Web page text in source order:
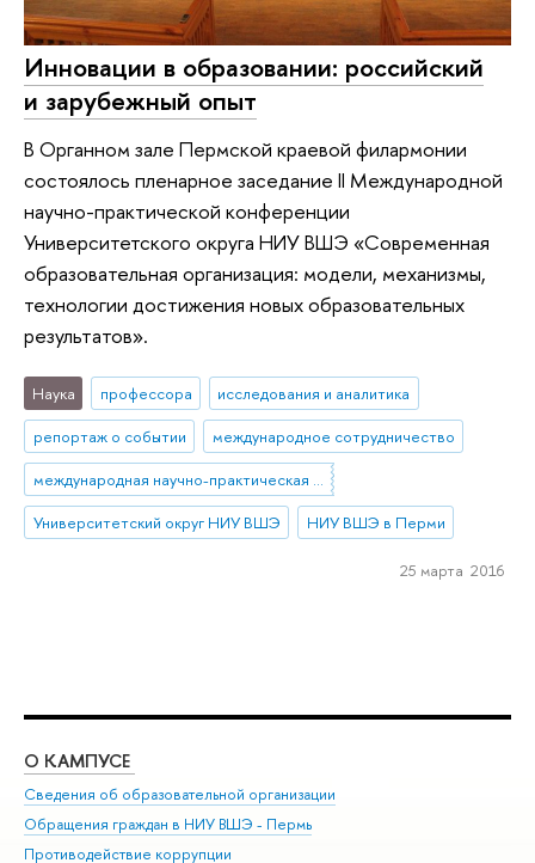
Инновации в образовании: российский
и зарубежный опыт
В Органном зале Пермской краевой филармонии
состоялось пленарное заседание II Международной
научно-практической конференции
Университетского округа НИУ ВШЭ «Современная
образовательная организация: модели, механизмы,
технологии до­стижения новых образовательных
результатов».
Наука профессора
исследования и аналитика
репортаж о событии
международное сотрудничество
международная научно-практическая конференция
Университетский округ НИУ ВШЭ
НИУ ВШЭ в Перми
25 марта 2016
О КАМПУСЕ
Сведения об образовательной организации
Обращения граждан в НИУ ВШЭ - Пермь
Противодействие коррупции